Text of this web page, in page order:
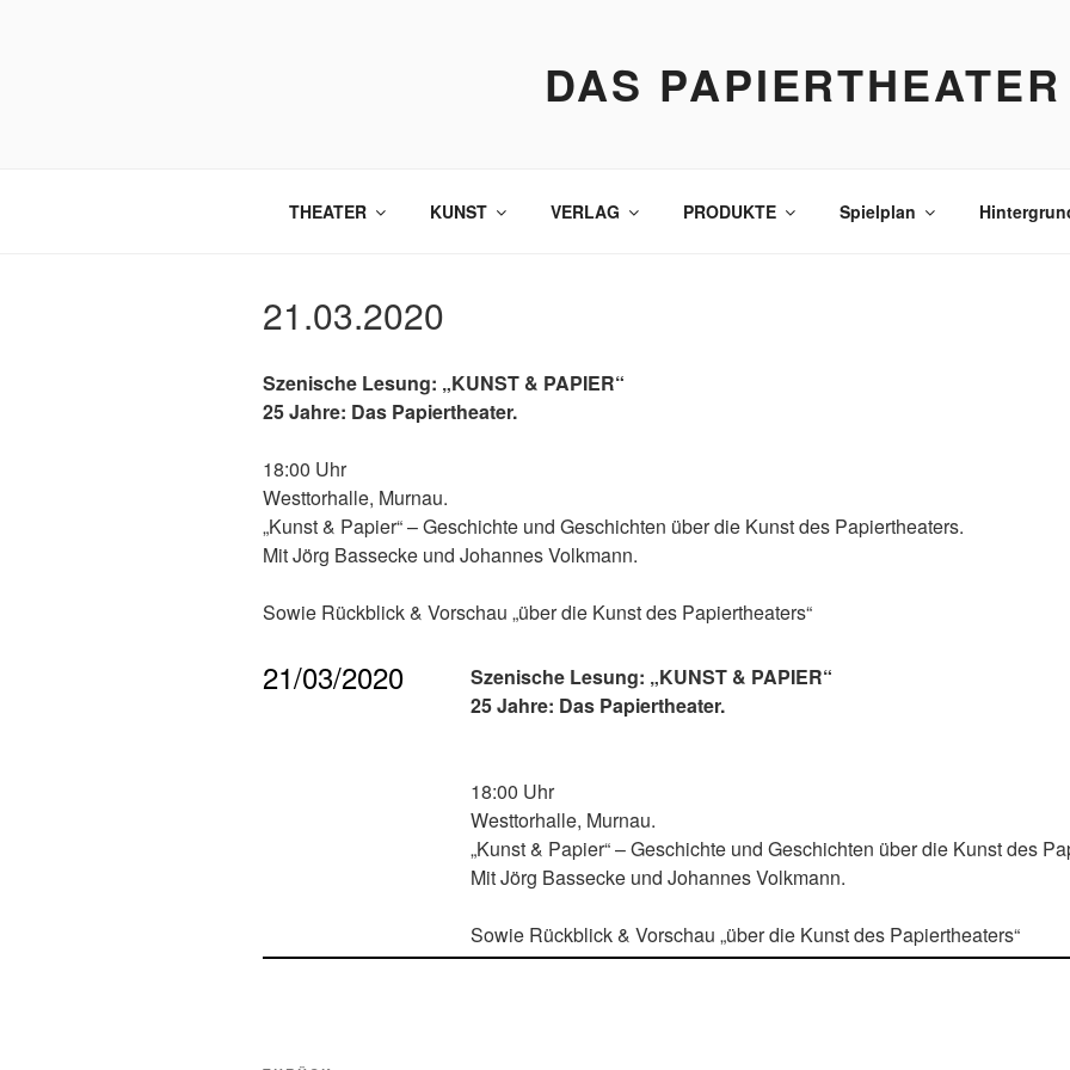
DAS PAPIERTHEATER
THEATER KUNST VERLAG PRODUKTE Spielplan
21.03.2020
Szenische Lesung: „KUNST & PAPIER“
25 Jahre: Das Papiertheater.
18:00 Uhr
Westtorhalle, Murnau.
„Kunst & Papier“ – Geschichte und Geschichten über die Kunst des Papiertheaters.
Mit Jörg Bassecke und Johannes Volkmann.
Sowie Rückblick & Vorschau „über die Kunst des Papiertheaters“
21/03/2020
Szenische Lesung: „KUNST & PAPIER“
25 Jahre: Das Papiertheater.
18:00 Uhr
Westtorhalle, Murnau.
„Kunst & Papier“ – Geschichte und Geschichten über die Kunst des
Mit Jörg Bassecke und Johannes Volkmann.
Sowie Rückblick & Vorschau „über die Kunst des Papiertheaters“